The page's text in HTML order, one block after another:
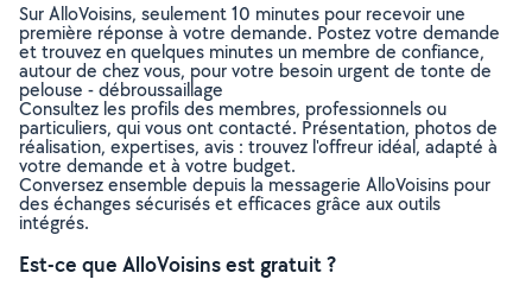
Sur AlloVoisins, seulement 10 minutes pour recevoir une
première réponse à votre demande. Postez votre demande
et trouvez en quelques minutes un membre de confiance,
autour de chez vous, pour votre besoin urgent de tonte de
pelouse - débroussaillage
Consultez les profils des membres, professionnels ou
particuliers, qui vous ont contacté. Présentation, photos de
réalisation, expertises, avis : trouvez l'offreur idéal, adapté à
votre demande et à votre budget.
Conversez ensemble depuis la messagerie AlloVoisins pour
des échanges sécurisés et efficaces grâce aux outils
intégrés.
Est-ce que AlloVoisins est gratuit ?